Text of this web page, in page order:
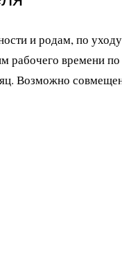
и родам, по
рабочего времени
Возможно